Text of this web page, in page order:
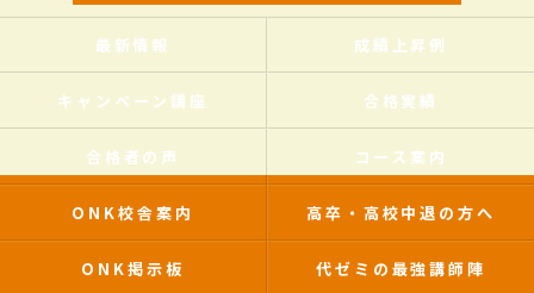
最新情報 成績上昇例
キャンペーン講座 合格実績
合格者の声 コース案内
ONK校舎案内 高卒・高校中退の方へ
ONK掲示板 代ゼミの最強講師陣